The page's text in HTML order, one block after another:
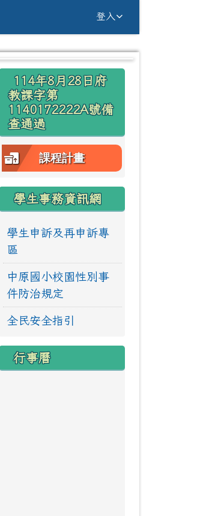
Yuan Primary
登入
⏸
右邊區域內容
114年8月28日府
教課字第
1140172222A號備
查通過
課程計畫
學生事務資訊網
學生申訴及再申訴專
區
中原國小校園性別事
件防治規定
全民安全指引
行事曆